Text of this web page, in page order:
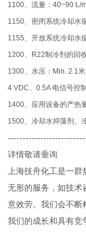
1100、流量：40~90 L/
1150、密闭系统冷却水
1155、开放系统冷却水
1200、R22制冷剂的回
1300、水压：Min. 2.1
4 VDC、0.5A 电信号控
1400、应用设备的产热
1500、冷却水抑藻剂、
详情敬请垂询
上海技舟化工是一
无形的服务，如技
意效劳。我们会不断
我们的成长和具有竞